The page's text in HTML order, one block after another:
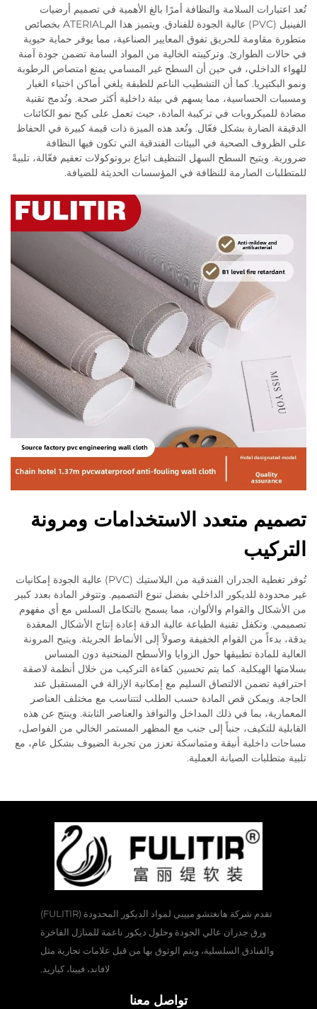
تُعد اعتبارات السلامة والنظافة أمرًا بالغ الأهمية في تصميم أرضيات
الفينيل (PVC) عالية الجودة للفنادق. ويتميز هذا المATERIAL بخصائص
متطورة مقاومة للحريق تفوق المعايير الصناعية، مما يوفر حماية حيوية
في حالات الطوارئ. وتركيبته الخالية من المواد السامة تضمن جودة آمنة
للهواء الداخلي، في حين أن السطح غير المسامي يمنع امتصاص الرطوبة
ونمو البكتيريا. كما أن التشطيب الناعم للطبقة يلغي أماكن اختباء الغبار
ومسببات الحساسية، مما يسهم في بيئة داخلية أكثر صحة. وتُدمج تقنية
مضادة للميكروبات في تركيبة المادة، حيث تعمل على كبح نمو الكائنات
الدقيقة الضارة بشكل فعّال. وتُعد هذه الميزة ذات قيمة كبيرة في الحفاظ
على الظروف الصحية في البيئات الفندقية التي تكون فيها النظافة
ضرورية. ويتيح السطح السهل التنظيف اتباع بروتوكولات تعقيم فعّالة، تلبيةً
للمتطلبات الصارمة للنظافة في المؤسسات الحديثة للضيافة.
تصميم متعدد الاستخدامات ومرونة
التركيب
تُوفر تغطية الجدران الفندقية من البلاستيك (PVC) عالية الجودة إمكانيات
غير محدودة للديكور الداخلي بفضل تنوع التصميم. وتتوفر المادة بعدد كبير
من الأشكال والقوام والألوان، مما يسمح بالتكامل السلس مع أي مفهوم
تصميمي. وتكفل تقنية الطباعة عالية الدقة إعادة إنتاج الأشكال المعقدة
بدقة، بدءاً من القوام الخفيفة وصولاً إلى الأنماط الجريئة. ويتيح المرونة
العالية للمادة تطبيقها حول الزوايا والأسطح المنحنية دون المساس
بسلامتها الهيكلية. كما يتم تحسين كفاءة التركيب من خلال أنظمة لاصقة
احترافية تضمن الالتصاق السليم مع إمكانية الإزالة في المستقبل عند
الحاجة. ويمكن قص المادة حسب الطلب لتتناسب مع مختلف العناصر
المعمارية، بما في ذلك المداخل والنوافذ والعناصر الثابتة. وينتج عن هذه
القابلية للتكيف، جنباً إلى جنب مع المظهر المستمر الخالي من الفواصل،
مساحات داخلية أنيقة ومتماسكة تعزز من تجربة الضيوف بشكل عام، مع
تلبية متطلبات الصيانة العملية.
تقدم شركة هانغتشو مييبي لمواد الديكور المحدودة (FULITIR)
ورق جدران عالي الجودة وحلول ديكور ناعمة للمنازل الفاخرة
والفنادق السلسلية، ويتم الوثوق بها من قبل علامات تجارية مثل
لافاند، فيينا، كياريد.
تواصل معنا